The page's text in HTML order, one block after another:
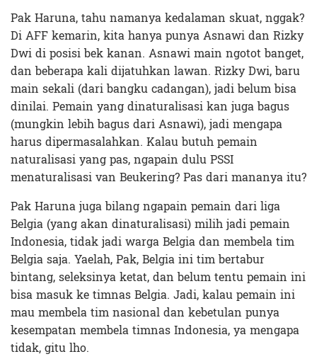
Pak Haruna, tahu namanya kedalaman skuat, nggak?
Di AFF kemarin, kita hanya punya Asnawi dan Rizky
Dwi di posisi bek kanan. Asnawi main ngotot banget,
dan beberapa kali dijatuhkan lawan. Rizky Dwi, baru
main sekali (dari bangku cadangan), jadi belum bisa
dinilai. Pemain yang dinaturalisasi kan juga bagus
(mungkin lebih bagus dari Asnawi), jadi mengapa
harus dipermasalahkan. Kalau butuh pemain
naturalisasi yang pas, ngapain dulu PSSI
menaturalisasi van Beukering? Pas dari mananya itu?
Pak Haruna juga bilang ngapain pemain dari liga
Belgia (yang akan dinaturalisasi) milih jadi pemain
Indonesia, tidak jadi warga Belgia dan membela tim
Belgia saja. Yaelah, Pak, Belgia ini tim bertabur
bintang, seleksinya ketat, dan belum tentu pemain ini
bisa masuk ke timnas Belgia. Jadi, kalau pemain ini
mau membela tim nasional dan kebetulan punya
kesempatan membela timnas Indonesia, ya mengapa
tidak, gitu lho.